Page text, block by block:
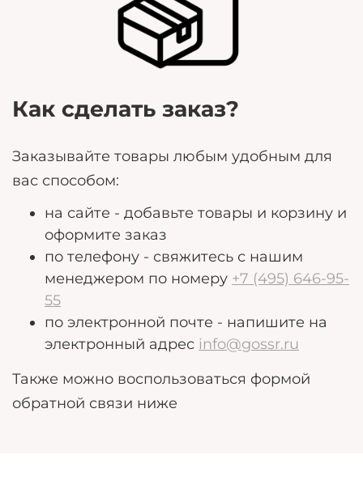
могут помочь нам лучше удовлетворить ваши
потребности.
Как сделать заказ?
Заказывайте товары любым удобным для
вас способом:
на сайте - добавьте товары и корзину и
оформите заказ
по телефону - свяжитесь с нашим
менеджером по номеру +7 (495) 646-95-
55
по электронной почте - напишите на
электронный адрес info@gossr.ru
Также можно воспользоваться формой
обратной связи ниже